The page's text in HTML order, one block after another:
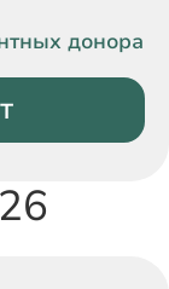
донора